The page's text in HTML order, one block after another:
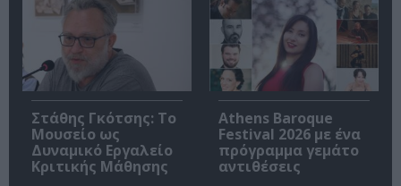
Στάθης Γκότσης: Το
Μουσείο ως
Δυναμικό Εργαλείο
Κριτικής Μάθησης
Athens Baroque
Festival 2026 με ένα
πρόγραμμα γεμάτο
αντιθέσεις